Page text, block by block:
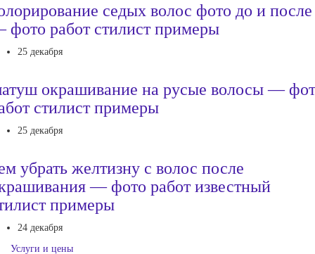
седых волос фото до и после
работ стилист примеры
25 декабря
окрашивание на русые волосы —
стилист примеры
25 декабря
убрать желтизну с волос после
— фото работ известный
примеры
24 декабря
Услуги и цены